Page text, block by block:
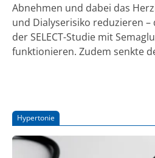
Abnehmen und dabei das
und Dialyserisiko reduzieren –
der SELECT-Studie mit
funktionieren. Zudem senkte
Blutfette und Blutzucker. Bei
Medizin (DGIM) wurden diese
Semaglutid diskutiert.
Hypertonie